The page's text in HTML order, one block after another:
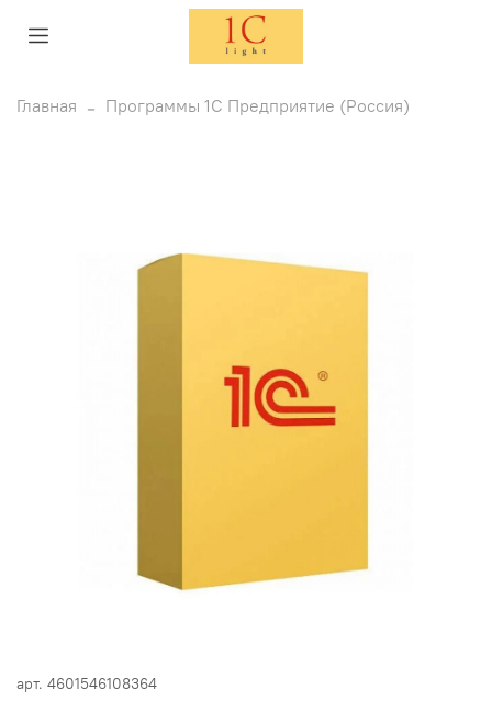
Главная Программы 1С Предприятие (Россия)
арт. 4601546108364